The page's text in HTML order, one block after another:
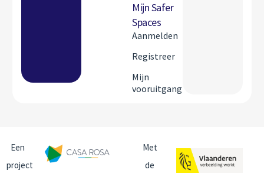
Mijn Safer
Spaces
Aanmelden
Registreer
Mijn
vooruitgang
Een
project
Met
de